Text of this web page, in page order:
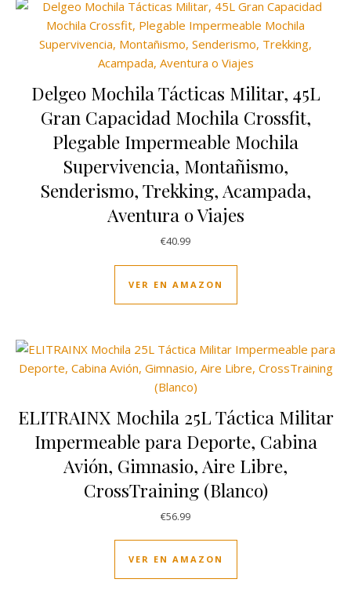
Delgeo Mochila Tácticas Militar, 45L
Gran Capacidad Mochila Crossfit,
Plegable Impermeable Mochila
Supervivencia, Montañismo,
Senderismo, Trekking, Acampada,
Aventura o Viajes
€40.99
VER EN AMAZON
ELITRAINX Mochila 25L Táctica Militar
Impermeable para Deporte, Cabina
Avión, Gimnasio, Aire Libre,
CrossTraining (Blanco)
€56.99
VER EN AMAZON